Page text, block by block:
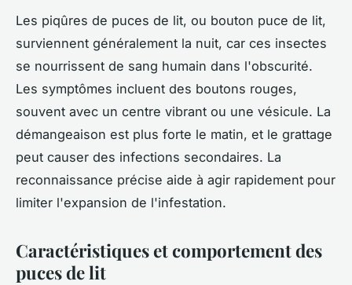
Les piqûres de puces de lit, ou bouton puce de lit,
surviennent généralement la nuit, car ces insectes
se nourrissent de sang humain dans l'obscurité.
Les symptômes incluent des boutons rouges,
souvent avec un centre vibrant ou une vésicule. La
démangeaison est plus forte le matin, et le grattage
peut causer des infections secondaires. La
reconnaissance précise aide à agir rapidement pour
limiter l'expansion de l'infestation.
Caractéristiques et comportement des
puces de lit